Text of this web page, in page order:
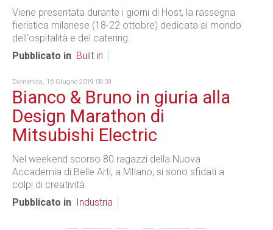
Viene presentata durante i giorni di Host, la rassegna
fieristica milanese (18-22 ottobre) dedicata al mondo
dell'ospitalità e del catering.
Pubblicato in Built in
Domenica, 16 Giugno 2019 08:39
Bianco & Bruno in giuria alla
Design Marathon di
Mitsubishi Electric
Nel weekend scorso 80 ragazzi della Nuova
Accademia di Belle Arti, a MIlano, si sono sfidati a
colpi di creatività.
Pubblicato in
Industria